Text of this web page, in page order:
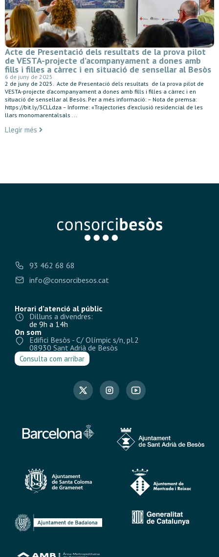
Acte de Presentació dels resultats de la prova pilot
de VESTA-projecte d’acompanyament a dones amb
fills i filles a càrrec i en situació de sensellar al Besòs
6 de juny de 2025
2 de juny de 2025. Acte de Presentació dels resultats de la prova pilot de
VESTA-projecte d’acompanyament a dones amb fills i filles a càrrec i en
situació de sensellar al Besòs. Per a més informació: – Nota de premsa:
https://bit.ly/3CLLdza – Informe: «Trajectories d’exclusió residencial de les
llars monomarentalsals ...
Llegir més
93 462 68 68
info@consorcibesos.cat
Horari d’atenció al públic
Dilluns a divendres:
de 9h a 14h
On som
Edifici Besòs - C/ Olímpic s/n, pl.2
08930 Sant Adrià de Besòs
Consulta com arribar